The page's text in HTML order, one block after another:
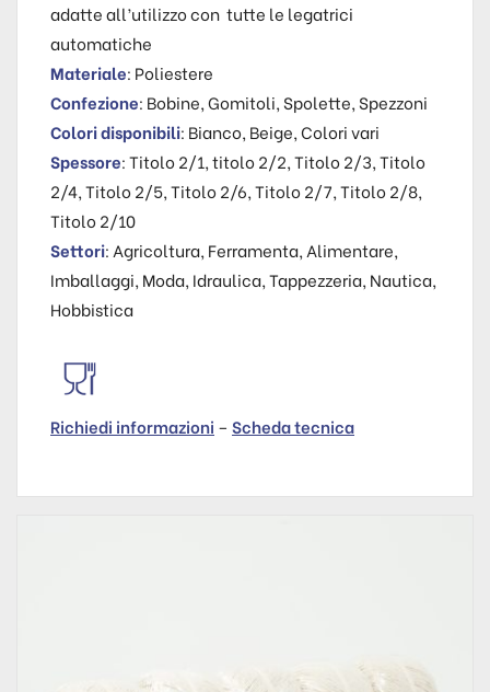
adatte all’utilizzo con tutte le legatrici
automatiche
Materiale: Poliestere
Confezione: Bobine, Gomitoli, Spolette, Spezzoni
Colori disponibili: Bianco, Beige, Colori vari
Spessore: Titolo 2/1, titolo 2/2, Titolo 2/3, Titolo
2/4, Titolo 2/5, Titolo 2/6, Titolo 2/7, Titolo 2/8,
Titolo 2/10
Settori: Agricoltura, Ferramenta, Alimentare,
Imballaggi, Moda, Idraulica, Tappezzeria, Nautica,
Hobbistica
Richiedi informazioni – Scheda tecnica